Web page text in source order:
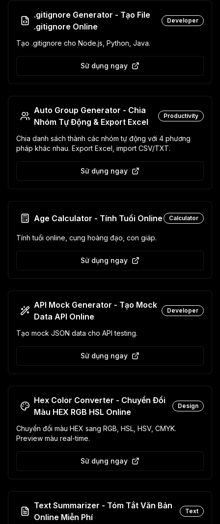
.gitignore Generator - Tạo File
.gitignore Online
Developer
Tạo .gitignore cho Node.js, Python, Java.
Sử dụng ngay
Auto Group Generator - Chia
Nhóm Tự Động & Export Excel
Productivity
Chia danh sách thành các nhóm tự động với 4 phương
pháp khác nhau. Export Excel, import CSV/TXT.
Sử dụng ngay
Age Calculator - Tính Tuổi Online Calculator
Tính tuổi online, cung hoàng đạo, con giáp.
Sử dụng ngay
API Mock Generator - Tạo Mock
Data API Online
Developer
Tạo mock JSON data cho API testing.
Sử dụng ngay
Hex Color Converter - Chuyển Đổi
Màu HEX RGB HSL Online
Design
Chuyển đổi màu HEX sang RGB, HSL, HSV, CMYK.
Preview màu real-time.
Sử dụng ngay
Text Summarizer - Tóm Tắt Văn Bản
Online Miễn Phí
Text